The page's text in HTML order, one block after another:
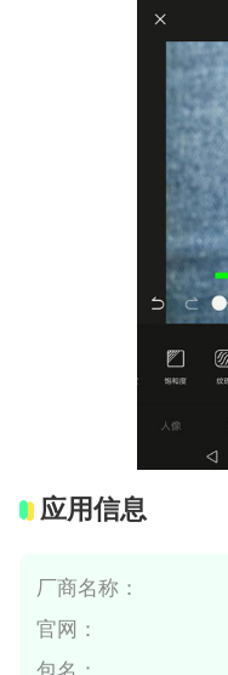
应用信息
厂商名称：
官网：